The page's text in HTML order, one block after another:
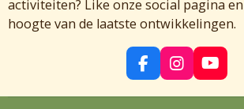
activiteiten? Like onze social pagina
hoogte van de laatste ontwikkelingen.
F
a
c
I
n
s
Y
o
u